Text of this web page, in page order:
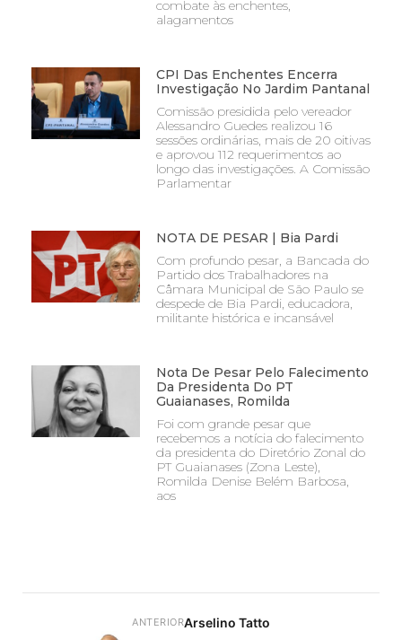
combate às enchentes,
alagamentos
CPI Das Enchentes Encerra
Investigação No Jardim Pantanal
Comissão presidida pelo vereador
Alessandro Guedes realizou 16
sessões ordinárias, mais de 20 oitivas
e aprovou 112 requerimentos ao
longo das investigações. A Comissão
Parlamentar
NOTA DE PESAR | Bia Pardi
Com profundo pesar, a Bancada do
Partido dos Trabalhadores na
Câmara Municipal de São Paulo se
despede de Bia Pardi, educadora,
militante histórica e incansável
Nota De Pesar Pelo Falecimento
Da Presidenta Do PT
Guaianases, Romilda
Foi com grande pesar que
recebemos a notícia do falecimento
da presidenta do Diretório Zonal do
PT Guaianases (Zona Leste),
Romilda Denise Belém Barbosa,
aos
ANTERIORArselino Tatto